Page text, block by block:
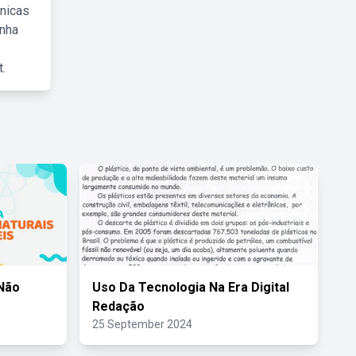
Uso Da Tecnologia Na Era Digital
Redação
25 September 2024